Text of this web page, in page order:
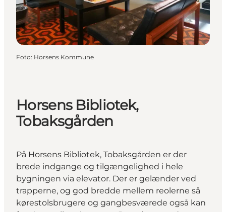
Foto: Horsens Kommune
Horsens Bibliotek,
Tobaksgården
På Horsens Bibliotek, Tobaksgården er der
brede indgange og tilgængelighed i hele
bygningen via elevator. Der er gelænder ved
trapperne, og god bredde mellem reolerne så
kørestolsbrugere og gangbesværede også kan